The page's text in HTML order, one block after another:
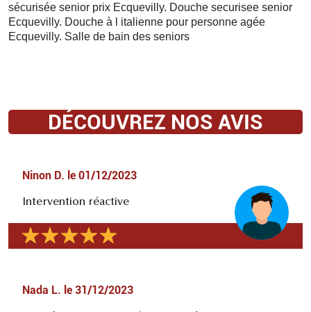
sécurisée senior prix Ecquevilly. Douche securisee senior
Ecquevilly. Douche à l italienne pour personne agée
Ecquevilly. Salle de bain des seniors
DÉCOUVREZ NOS AVIS
Ninon D. le 01/12/2023
Intervention réactive
Nada L. le 31/12/2023